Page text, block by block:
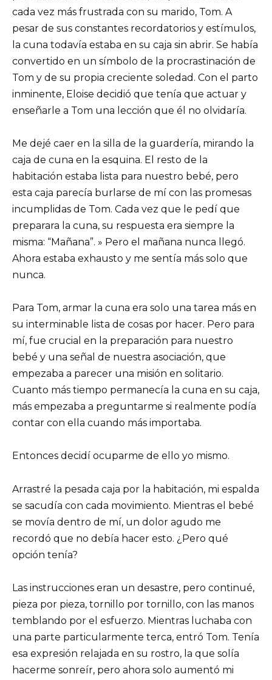
cada vez más frustrada con su marido, Tom. A
pesar de sus constantes recordatorios y estímulos,
la cuna todavía estaba en su caja sin abrir. Se había
convertido en un símbolo de la procrastinación de
Tom y de su propia creciente soledad. Con el parto
inminente, Eloise decidió que tenía que actuar y
enseñarle a Tom una lección que él no olvidaría.
Me dejé caer en la silla de la guardería, mirando la
caja de cuna en la esquina. El resto de la
habitación estaba lista para nuestro bebé, pero
esta caja parecía burlarse de mí con las promesas
incumplidas de Tom. Cada vez que le pedí que
preparara la cuna, su respuesta era siempre la
misma: “Mañana”. » Pero el mañana nunca llegó.
Ahora estaba exhausto y me sentía más solo que
nunca.
Para Tom, armar la cuna era solo una tarea más en
su interminable lista de cosas por hacer. Pero para
mí, fue crucial en la preparación para nuestro
bebé y una señal de nuestra asociación, que
empezaba a parecer una misión en solitario.
Cuanto más tiempo permanecía la cuna en su caja,
más empezaba a preguntarme si realmente podía
contar con ella cuando más importaba.
Entonces decidí ocuparme de ello yo mismo.
Arrastré la pesada caja por la habitación, mi espalda
se sacudía con cada movimiento. Mientras el bebé
se movía dentro de mí, un dolor agudo me
recordó que no debía hacer esto. ¿Pero qué
opción tenía?
Las instrucciones eran un desastre, pero continué,
pieza por pieza, tornillo por tornillo, con las manos
temblando por el esfuerzo. Mientras luchaba con
una parte particularmente terca, entró Tom. Tenía
esa expresión relajada en su rostro, la que solía
hacerme sonreír, pero ahora solo aumentó mi